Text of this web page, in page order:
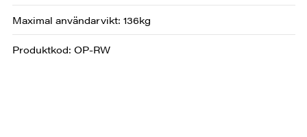
Maximal användarvikt: 136kg
Produktkod: OP-RW